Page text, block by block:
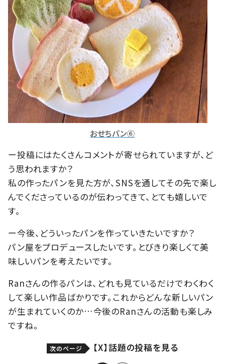
おせちパン⑥
ー投稿にはたくさんコメントが寄せられていますが、ど
う思われますか？
私の作ったパンを見た方が、SNSを通してその先で楽し
んでくださっているのが伝わってきて、とても嬉しいで
す。
ー今後、どういったパンを作っていきたいですか？
パン屋をプロデュースしたいです。とびきり楽しくて美
味しいパンを考えたいです。
Ranさんの作るパンは、どれも見ているだけでわくわく
して楽しい作品ばかりです。これからどんな新しいパン
が生まれていくのか…今後のRanさんの活動も楽しみ
ですね。
次のページ 【X】話題の投稿を見る